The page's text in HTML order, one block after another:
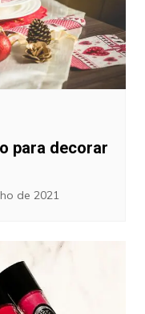
para decorar
de 2021